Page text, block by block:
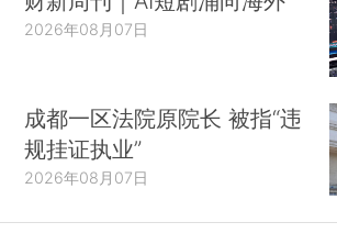
2026年08月07日
成都一区法院原院长 被指“违
规挂证执业”
2026年08月07日